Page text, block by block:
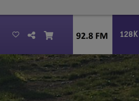
128K